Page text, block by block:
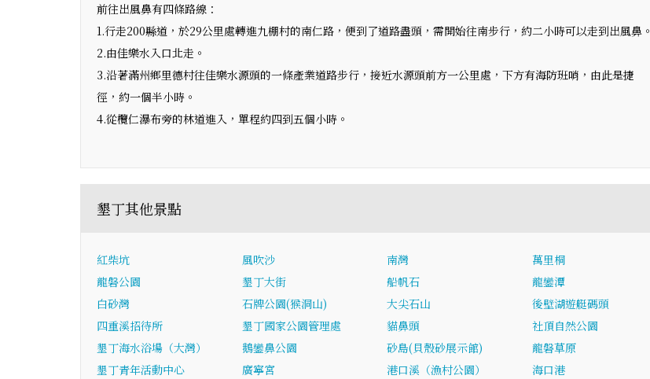
前往出風鼻有四條路線：
1.行走200縣道，於29公里處轉進九棚村的南仁路，便到了道路盡頭，需開始往南步行，約二小時可以走到出風鼻。
2.由佳樂水入口北走。
3.沿著滿州鄉里德村往佳樂水源頭的一條產業道路步行，接近水源頭前方一公里處，下方有海防班哨，由此是捷
徑，約一個半小時。
4.從欖仁瀑布旁的林道進入，單程約四到五個小時。
墾丁其他景點
紅柴坑 風吹沙 南灣
萬里桐
龍磐公園
墾丁大街 船帆石
龍鑾潭
白砂灣
石牌公園(猴洞山) 大尖石山
後壁湖遊艇碼頭
四重溪招待所
墾丁國家公園管理處 貓鼻頭
社頂自然公園
墾丁海水浴場（大灣）
鵝鑾鼻公園 砂島(貝殼砂展示館)
龍磐草原
墾丁青年活動中心
廣寧宮 港口溪（漁村公園）
海口港